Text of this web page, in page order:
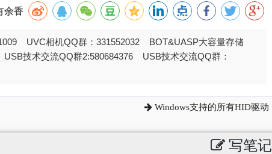
余香
UVC相机QQ群：331552032 BOT&UASP大容量存储
技术交流QQ群2:580684376 USB技术交流QQ群：
Windows支持的所有HID驱动
写笔记